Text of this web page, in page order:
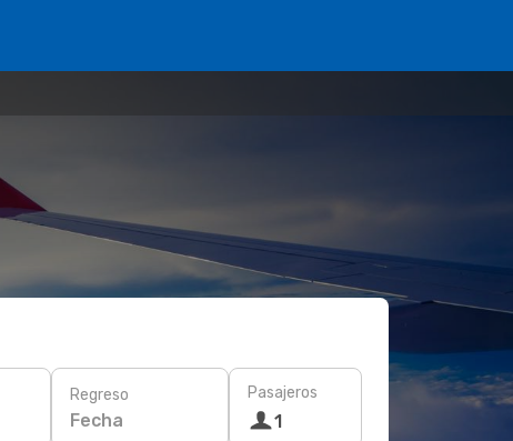
Regreso
Fecha
Pasajeros
1